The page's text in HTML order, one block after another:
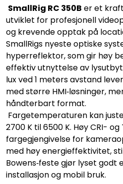
SmallRig RC 350B er et
utviklet for profesjonell
og krevende opptak på
SmallRigs nyeste optiske
hyperreflektor, som gir høy
effektiv utnyttelse av
lux ved 1 meters avstand
med større HMI‑løsninger,
håndterbart format.
Fargetemperaturen kan
2700 K til 6500 K. Høy CRI-
fargegjengivelse for
med høy energieffektivitet,
Bowens‑feste gjør lyset godt
installasjon og mobil bruk.